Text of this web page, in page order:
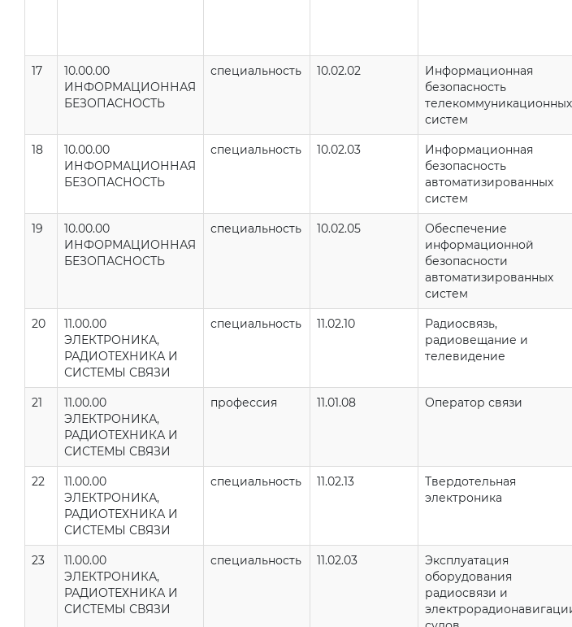
17
10.00.00
ИНФОРМАЦИОННАЯ
БЕЗОПАСНОСТЬ
специальность 10.02.02
Информационная
безопасность
телекоммуникационных
систем
18
10.00.00
ИНФОРМАЦИОННАЯ
БЕЗОПАСНОСТЬ
специальность 10.02.03
Информационная
безопасность
автоматизированных
систем
19
10.00.00
ИНФОРМАЦИОННАЯ
БЕЗОПАСНОСТЬ
специальность 10.02.05
Обеспечение
информационной
безопасности
автоматизированных
систем
20
11.00.00
ЭЛЕКТРОНИКА,
РАДИОТЕХНИКА И
СИСТЕМЫ СВЯЗИ
специальность 11.02.10
Радиосвязь,
радиовещание и
телевидение
21
11.00.00
ЭЛЕКТРОНИКА,
РАДИОТЕХНИКА И
СИСТЕМЫ СВЯЗИ
профессия 11.01.08 Оператор связи
22
11.00.00
ЭЛЕКТРОНИКА,
РАДИОТЕХНИКА И
СИСТЕМЫ СВЯЗИ
специальность 11.02.13
Твердотельная
электроника
23
11.00.00
ЭЛЕКТРОНИКА,
РАДИОТЕХНИКА И
СИСТЕМЫ СВЯЗИ
специальность 11.02.03
Эксплуатация
оборудования
радиосвязи и